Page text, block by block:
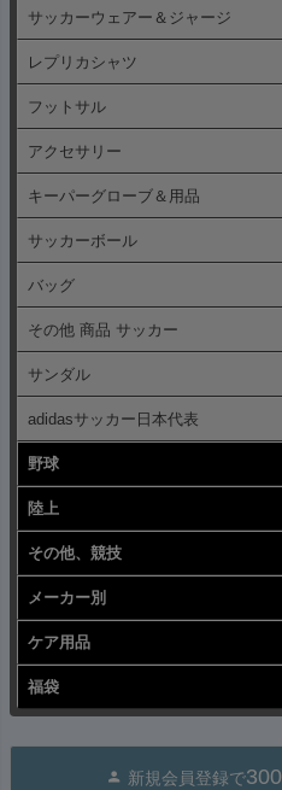
サッカーウェアー＆ジャージ
レプリカシャツ
フットサル
アクセサリー
キーパーグローブ＆用品
サッカーボール
バッグ
その他 商品 サッカー
サンダル
adidasサッカー日本代表
野球
陸上
その他、競技
メーカー別
ケア用品
福袋
新規会員登録で300